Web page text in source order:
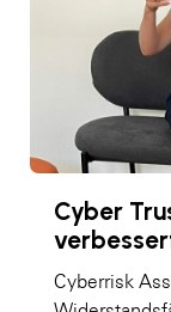
Cyber
Cyberrisk